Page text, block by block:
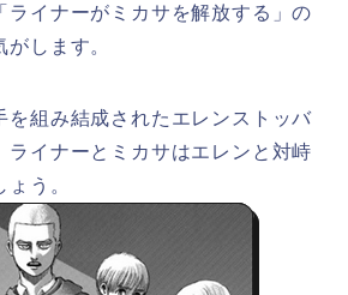
ライナーがミカサを解放する」の
します。
を組み結成されたエレンストッバ
ライナーとミカサはエレンと対峙
う。